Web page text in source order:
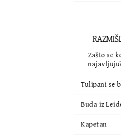
Zašto se
Tulipani se
Buda iz
Kapetan